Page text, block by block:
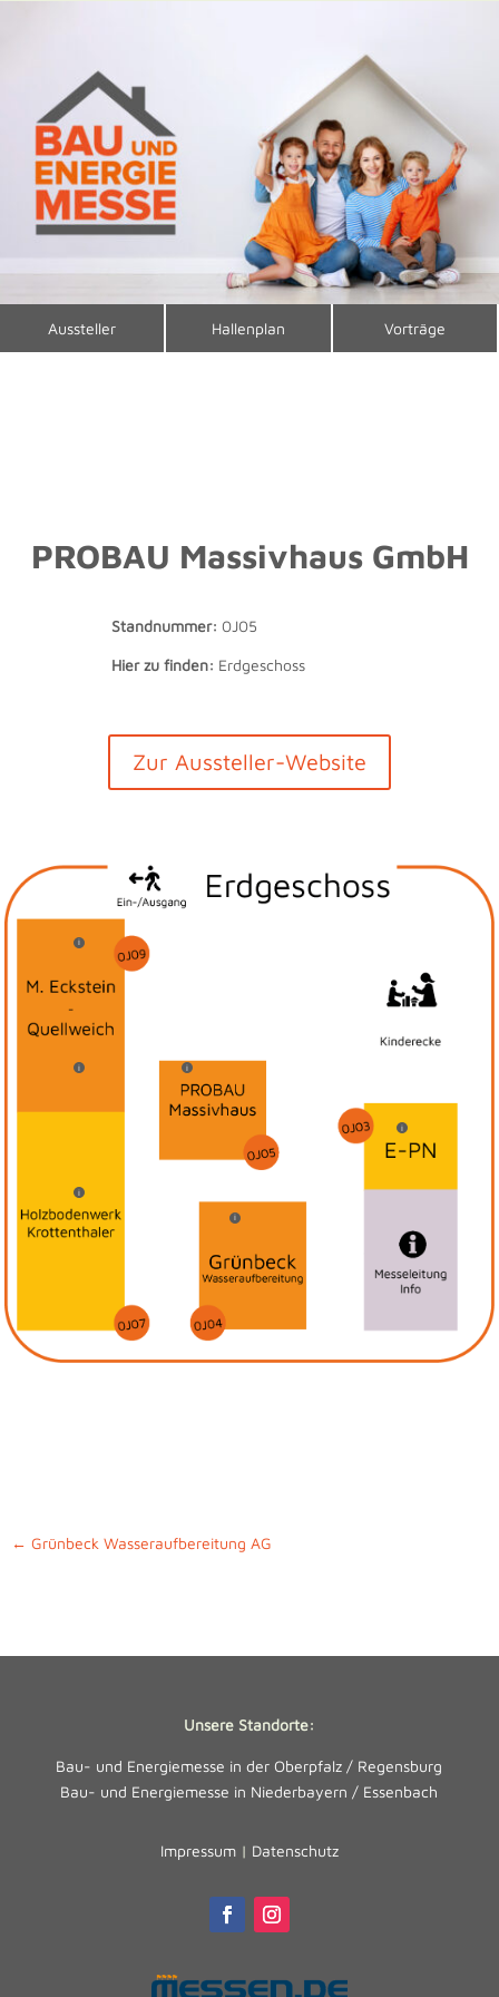
Aussteller Hallenplan Vorträge
PROBAU Massivhaus GmbH
Standnummer: 0J05
Hier zu finden: Erdgeschoss
Zur Aussteller-Website
i
i i
i
i
i
← Grünbeck Wasseraufbereitung AG
Unsere Standorte:
Bau- und Energiemesse in der Oberpfalz / Regensburg
Bau- und Energiemesse in Niederbayern / Essenbach
Impressum| Datenschutz